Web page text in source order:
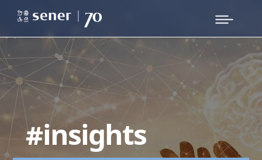
#insights